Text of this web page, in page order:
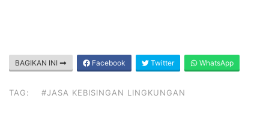
BAGIKAN INI Facebook Twitter WhatsApp
TAG: #JASA KEBISINGAN LINGKUNGAN